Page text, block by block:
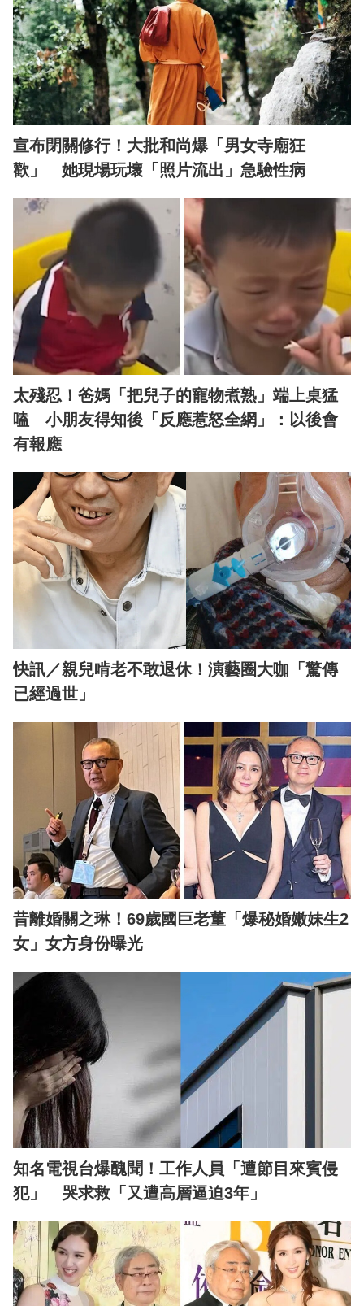
宣布閉關修行！大批和尚爆「男女寺廟狂
歡」 她現場玩壞「照片流出」急驗性病
太殘忍！爸媽「把兒子的寵物煮熟」端上桌猛
嗑 小朋友得知後「反應惹怒全網」：以後會
有報應
快訊／親兒啃老不敢退休！演藝圈大咖「驚傳
已經過世」
昔離婚關之琳！69歲國巨老董「爆秘婚嫩妹生2
女」女方身份曝光
知名電視台爆醜聞！工作人員「遭節目來賓侵
犯」 哭求救「又遭高層逼迫3年」